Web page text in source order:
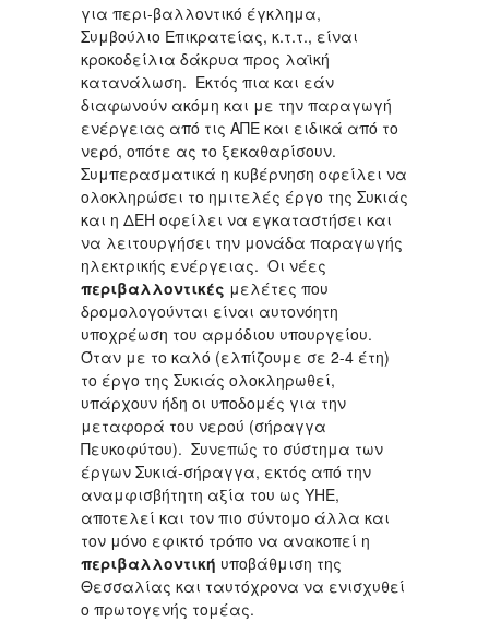
για περι-βαλλοντικό έγκλημα,
Συμβούλιο Επικρατείας, κ.τ.τ., είναι
κροκοδείλια δάκρυα προς λαϊκή
κατανάλωση. Εκτός πια και εάν
διαφωνούν ακόμη και με την παραγωγή
ενέργειας από τις ΑΠΕ και ειδικά από το
νερό, οπότε ας το ξεκαθαρίσουν.
Συμπερασματικά η κυβέρνηση οφείλει να
ολοκληρώσει το ημιτελές έργο της Συκιάς
και η ΔΕΗ οφείλει να εγκαταστήσει και
να λειτουργήσει την μονάδα παραγωγής
ηλεκτρικής ενέργειας. Οι νέες
περιβαλλοντικές μελέτες που
δρομολογούνται είναι αυτονόητη
υποχρέωση του αρμόδιου υπουργείου.
Όταν με το καλό (ελπίζουμε σε 2-4 έτη)
το έργο της Συκιάς ολοκληρωθεί,
υπάρχουν ήδη οι υποδομές για την
μεταφορά του νερού (σήραγγα
Πευκοφύτου). Συνεπώς το σύστημα των
έργων Συκιά-σήραγγα, εκτός από την
αναμφισβήτητη αξία του ως ΥΗΕ,
αποτελεί και τον πιο σύντομο άλλα και
τον μόνο εφικτό τρόπο να ανακοπεί η
περιβαλλοντική υποβάθμιση της
Θεσσαλίας και ταυτόχρονα να ενισχυθεί
ο πρωτογενής τομέας.